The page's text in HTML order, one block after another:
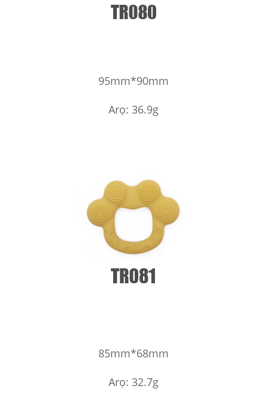
95mm*90mm
Arọ: 36.9g
85mm*68mm
Arọ: 32.7g